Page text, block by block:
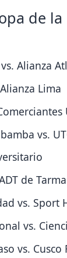
de la
Alianza
Lima
vs.
de Tarma
vs. Sport
vs.
vs. Cusco